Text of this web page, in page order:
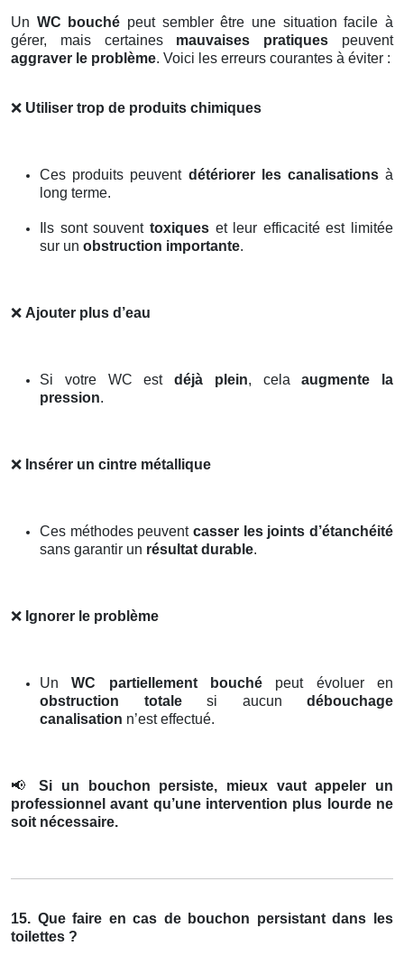
Un WC bouché peut sembler être une situation facile à
gérer, mais certaines mauvaises pratiques peuvent
aggraver le problème. Voici les erreurs courantes à éviter :
❌ Utiliser trop de produits chimiques
Ces produits peuvent détériorer les canalisationsà
long terme.
Ils sont souvent toxiqueset leur efficacité est limitée
sur un obstruction importante.
❌ Ajouter plus d’eau
Si votre WC est déjà plein, celaaugmente la
pression.
❌ Insérer un cintre métallique
Ces méthodes peuvent casser les joints d’étanchéité
sans garantir un résultat durable.
❌ Ignorer le problème
UnWC partiellement bouché peut évoluer en
obstruction totalesi aucun débouchage
canalisation n’est effectué.
📢
Si un bouchon persiste, mieux vaut appeler un
professionnel avant qu’une intervention plus lourde ne
soit nécessaire.
15. Que faire en cas de bouchon persistant dans les
toilettes ?